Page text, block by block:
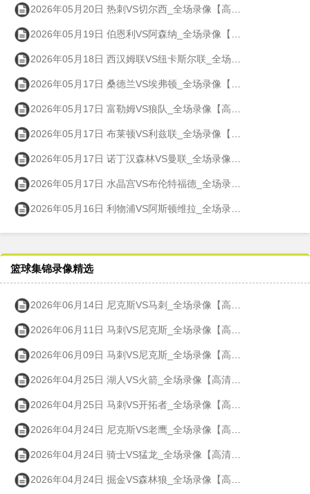
2026年05月20日 热刺VS切尔西_全场录像【高清回放】
2026年05月19日 伯恩利VS阿森纳_全场录像【高清回放】
2026年05月18日 西汉姆联VS纽卡斯尔联_全场录像【高清回放】
2026年05月17日 桑德兰VS埃弗顿_全场录像【高清回放】
2026年05月17日 富勒姆VS狼队_全场录像【高清回放】
2026年05月17日 布莱顿VS利兹联_全场录像【高清回放】
2026年05月17日 诺丁汉森林VS曼联_全场录像【高清回放】
2026年05月17日 水晶宫VS布伦特福德_全场录像【高清回放】
2026年05月16日 利物浦VS阿斯顿维拉_全场录像【高清回放】
篮球集锦录像精选
2026年06月14日 尼克斯VS马刺_全场录像【高清回放】
2026年06月11日 马刺VS尼克斯_全场录像【高清回放】
2026年06月09日 马刺VS尼克斯_全场录像【高清回放】
2026年04月25日 湖人VS火箭_全场录像【高清回放】
2026年04月25日 马刺VS开拓者_全场录像【高清回放】
2026年04月24日 尼克斯VS老鹰_全场录像【高清回放】
2026年04月24日 骑士VS猛龙_全场录像【高清回放】
2026年04月24日 掘金VS森林狼_全场录像【高清回放】